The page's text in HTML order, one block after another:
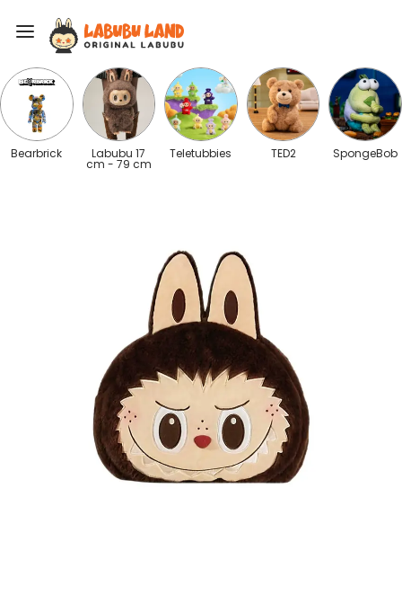
Bearbrick Labubu 17
cm - 79 cm
Teletubbies TED2 SpongeBob